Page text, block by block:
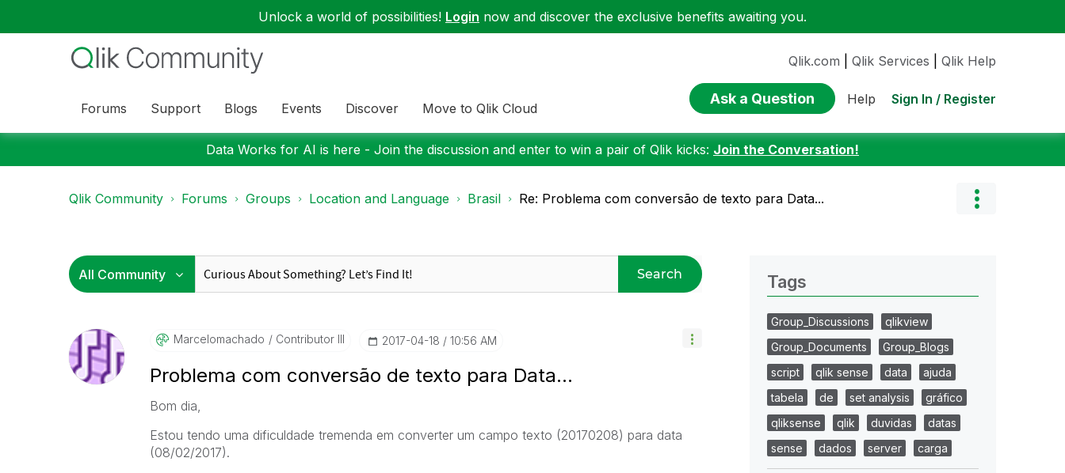
Unlock a world of possibilities! Login now and discover the exclusive benefits awaiting you.
Forums Support Blogs Events Discover Move to Qlik Cloud
Qlik.com Qlik Services Qlik Help
Ask a Question Help Sign In / Register
Data Works for AI is here - Join the discussion and enter to win a pair of Qlik kicks: Join the Conversation!
Qlik Community Forums Groups Location and Language Brasil Re: Problema com conversão de texto para Data...
Search
Marcelomachado Contributor III ‎2017-04-18 10:56 AM
Problema com conversão de texto para Data...
Bom dia,
Estou tendo uma dificuldade tremenda em converter um campo texto (20170208) para data
(08/02/2017).
Tags
Group_Discussions
qlikview
Group_Documents
Group_Blogs
script
qlik sense data
ajuda
tabela
de set analysis
gráfico
qliksense
qlik duvidas
datas
sense
dados server carga